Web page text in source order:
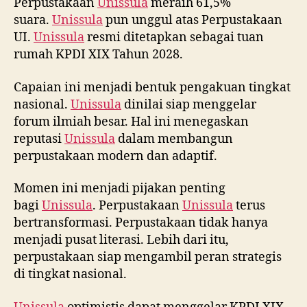
Perpustakaan Unissulameraih 61,5%
suara. Unissulapun unggul atas Perpustakaan
UI. Unissularesmi ditetapkan sebagai tuan
rumah KPDI XIX Tahun 2028.
Capaian ini menjadi bentuk pengakuan tingkat
nasional. Unissula dinilai siap menggelar
forum ilmiah besar. Hal ini menegaskan
reputasiUnissula dalam membangun
perpustakaan modern dan adaptif.
Momen ini menjadi pijakan penting
bagiUnissula. PerpustakaanUnissulaterus
bertransformasi. Perpustakaan tidak hanya
menjadi pusat literasi. Lebih dari itu,
perpustakaan siap mengambil peran strategis
di tingkat nasional.